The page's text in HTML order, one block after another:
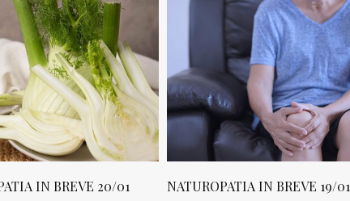
IN BREVE 20/01 NATUROPATIA IN BREVE 19/01